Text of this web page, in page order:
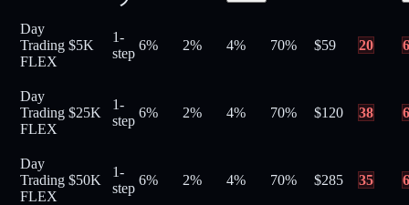
Day
Trading
FLEX
$5K
1-
step
6% 2% 4% 70% $59 20
Day
Trading
FLEX
$25K
1-
step
6% 2% 4% 70% $120 38
Day
Trading
FLEX
$50K
1-
step
6% 2% 4% 70% $285 35